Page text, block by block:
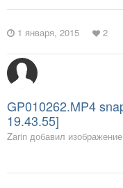
1 января, 2015 2
GP010262.MP4
19.43.55]
Zarin добавил